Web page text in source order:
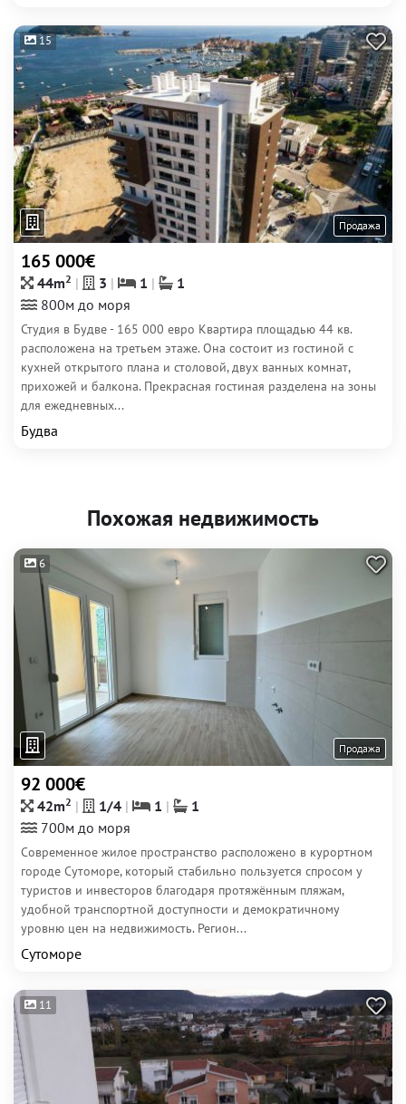
15
Продажа
165 000€
44m2 3 1
1
800м до моря
Студия в Будве - 165 000 евро Квартира площадью 44 кв.
расположена на третьем этаже. Она состоит из гостиной с
кухней открытого плана и столовой, двух ванных комнат,
прихожей и балкона. Прекрасная гостиная разделена на зоны
для ежедневных...
Будва
Похожая недвижимость
6
Продажа
92 000€
42m2 1/4 1
1
700м до моря
Современное жилое пространство расположено в курортном
городе Сутоморе, который стабильно пользуется спросом у
туристов и инвесторов благодаря протяжённым пляжам,
удобной транспортной доступности и демократичному
уровню цен на недвижимость. Регион...
Сутоморе
11